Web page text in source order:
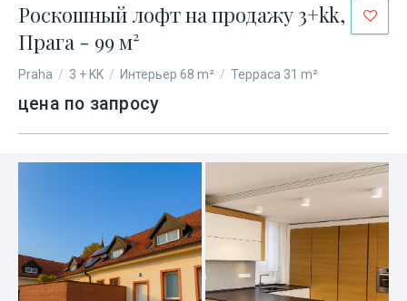
Роскошный лофт на продажу 3+kk,
Прага - 99 м²
Praha / 3 + KK / Интерьер 68 m² / Терраса 31 m²
цена по запросу